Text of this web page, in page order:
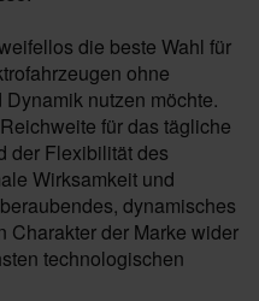
die beste Wahl für
ohne
nutzen möchte.
für das tägliche
der Flexibilität des
Wirksamkeit und
dynamisches
Charakter der Marke wider
technologischen